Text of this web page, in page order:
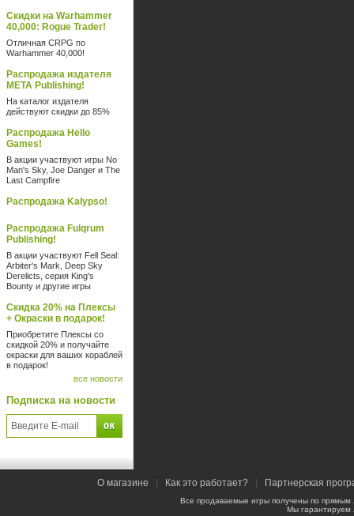
Скидки на Warhammer
40,000: Rogue Trader!
Отличная CRPG по
Warhammer 40,000!
Распродажа издателя
META Publishing!
На каталог издателя
действуют скидки до 85%
Распродажа Hello
Games!
В акции участвуют игры No
Man's Sky, Joe Danger и The
Last Campfire
Распродажа Kalypso!
Распродажа Fulqrum
Publishing!
В акции участвуют Fell Seal:
Arbiter's Mark, Deep Sky
Derelicts, серия King's
Bounty и другие игры
Скидка 20% на Плексы
+ Окраски в подарок!
Приобретите Плексы со
скидкой 20% и получайте
окраски для ваших кораблей
в подарок!
все новости
Подписка на новости
О магазине Как это работает? Партнерская
Все продаваемые игры получены по
Мы гарантируем